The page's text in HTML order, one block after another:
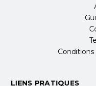
LIENS PRATIQUES